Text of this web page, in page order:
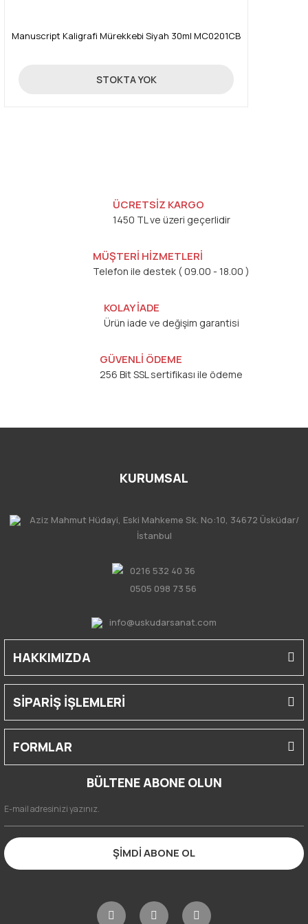
Manuscript Kaligrafi Mürekkebi Siyah 30ml MC0201CB
50,17 TL
STOKTA YOK
ÜCRETSİZ KARGO
1450 TL ve üzeri geçerlidir
MÜŞTERİ HİZMETLERİ
Telefon ile destek ( 09.00 - 18.00 )
KOLAY İADE
Ürün iade ve değişim garantisi
GÜVENLİ ÖDEME
256 Bit SSL sertifikası ile ödeme
KURUMSAL
Aziz Mahmut Hüdayi, Eski Mahkeme Sk. No:10, 34672 Üsküdar/
İstanbul
0216 532 40 36
0505 098 73 56
info@uskudarsanat.com
HAKKIMIZDA
SİPARİŞ İŞLEMLERİ
FORMLAR
BÜLTENE ABONE OLUN
ŞİMDİ ABONE OL